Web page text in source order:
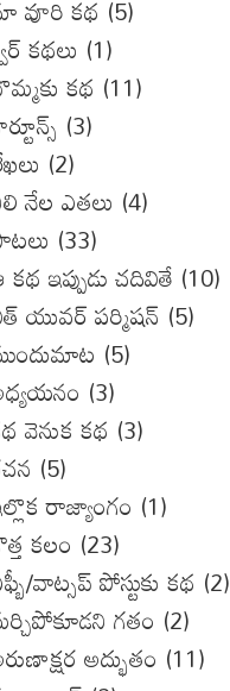
వూరి కథ (5)
కథలు (1)
కథ (11)
(3)
(2)
నేల ఎతలు (4)
(33)
ఇప్పుడు చదివితే (10)
యువర్ పర్మిషన్ (5)
(5)
(3)
వెనుక కథ (3)
(5)
రాజ్యాంగం (1)
కలం (23)
వాట్సప్ పోస్టుకు కథ (2)
గతం (2)
అద్భుతం (11)